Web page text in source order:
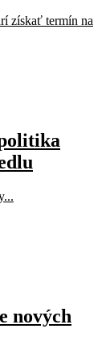
získať termín na
nových